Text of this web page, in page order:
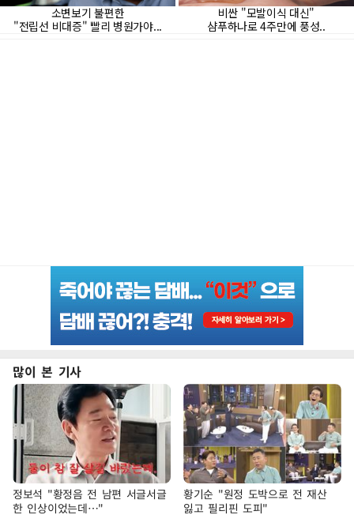
많이 본 기사
정보석 "황정음 전 남편 서글서글
한 인상이었는데…"
황기순 "원정 도박으로 전 재산
잃고 필리핀 도피"